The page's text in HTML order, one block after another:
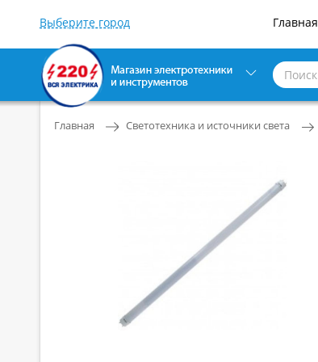
Главная
Главная Светотехника и источники света